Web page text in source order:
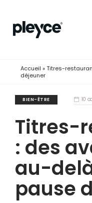
Accueil »Titres-
déjeuner
BIEN-ÊTRE 10
Titres-
: des
au-
pause